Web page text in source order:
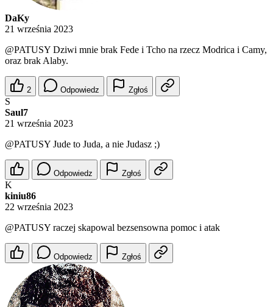
DaKy
21 września 2023
@PATUSY Dziwi mnie brak Fede i Tcho na rzecz Modrica i Camy,
oraz brak Alaby.
2 Odpowiedz Zgłoś
S
Saul7
21 września 2023
@PATUSY Jude to Juda, a nie Judasz ;)
Odpowiedz Zgłoś
K
kiniu86
22 września 2023
@PATUSY raczej skapowal bezsensowna pomoc i atak
Odpowiedz Zgłoś